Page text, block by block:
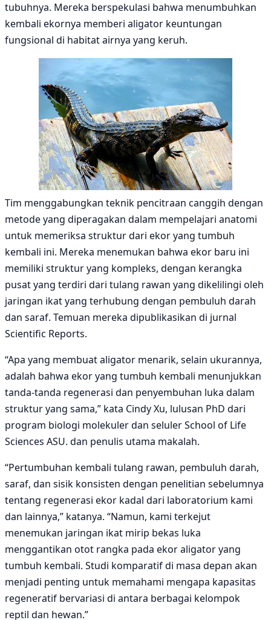
tubuhnya. Mereka berspekulasi bahwa menumbuhkan
kembali ekornya memberi aligator keuntungan
fungsional di habitat airnya yang keruh.
Tim menggabungkan teknik pencitraan canggih dengan
metode yang diperagakan dalam mempelajari anatomi
untuk memeriksa struktur dari ekor yang tumbuh
kembali ini. Mereka menemukan bahwa ekor baru ini
memiliki struktur yang kompleks, dengan kerangka
pusat yang terdiri dari tulang rawan yang dikelilingi oleh
jaringan ikat yang terhubung dengan pembuluh darah
dan saraf. Temuan mereka dipublikasikan di jurnal
Scientific Reports.
“Apa yang membuat aligator menarik, selain ukurannya,
adalah bahwa ekor yang tumbuh kembali menunjukkan
tanda-tanda regenerasi dan penyembuhan luka dalam
struktur yang sama,” kata Cindy Xu, lulusan PhD dari
program biologi molekuler dan seluler School of Life
Sciences ASU. dan penulis utama makalah.
“Pertumbuhan kembali tulang rawan, pembuluh darah,
saraf, dan sisik konsisten dengan penelitian sebelumnya
tentang regenerasi ekor kadal dari laboratorium kami
dan lainnya,” katanya. “Namun, kami terkejut
menemukan jaringan ikat mirip bekas luka
menggantikan otot rangka pada ekor aligator yang
tumbuh kembali. Studi komparatif di masa depan akan
menjadi penting untuk memahami mengapa kapasitas
regeneratif bervariasi di antara berbagai kelompok
reptil dan hewan.”